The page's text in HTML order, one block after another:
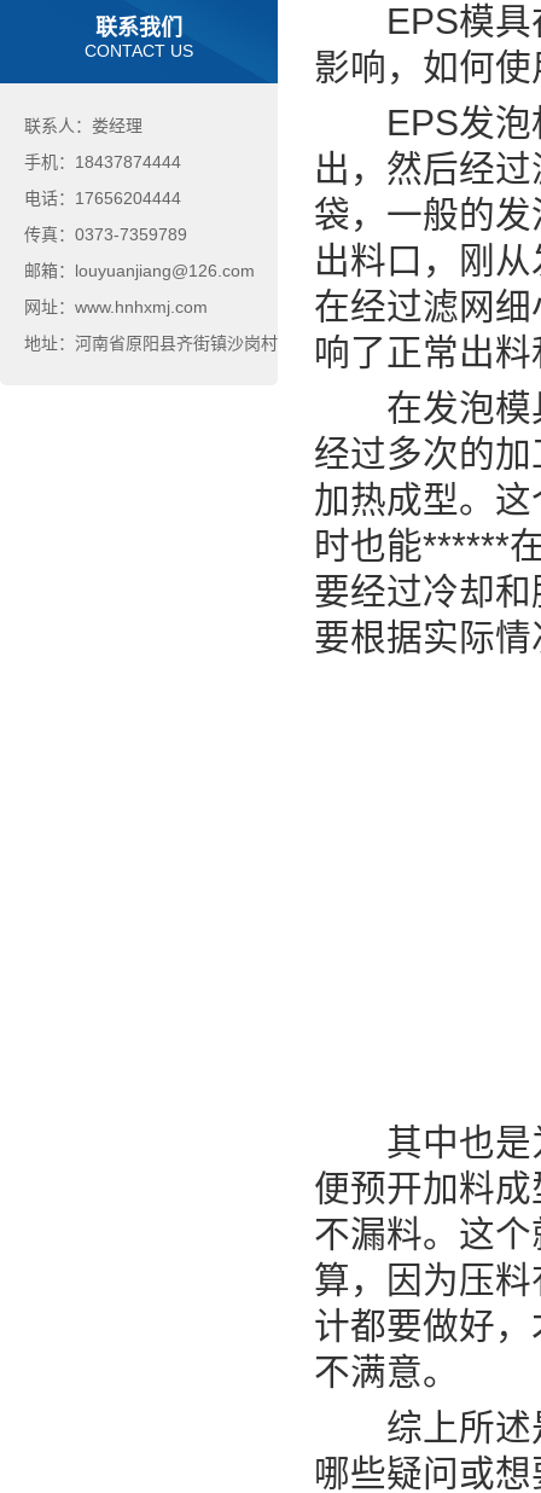
联系我们
CONTACT US
联系人：娄经理
手机：18437874444
电话：17656204444
传真：0373-7359789
邮箱：louyuanjiang@126.com
网址：www.hnhxmj.com
地址：河南省原阳县齐街镇沙岗村
EPS模具在
影响，如何
EPS发泡机
出，然后经
袋，一般的
出料口，刚
在经过滤网
响了正常出
在发泡模具
经过多次的
加热成型。
时也能******
要经过冷却
要根据实际
其中也是为
便预开加料
不漏料。这
算，因为压
计都要做好
不满意。
综上所述是
哪些疑问或